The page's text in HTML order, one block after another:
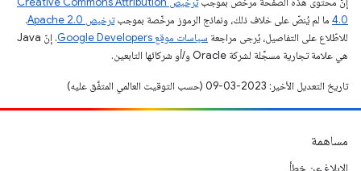
4.0‏ ما لم يُنصّ على خلاف ذلك، ونماذج الرموز مرخّصة بموجبترخيص Apache 2.0‏
.
للاطّلاع على التفاصيل، يُرجى مراجعة سياسات موقع Google Developers‏
. إنّ Java
هي علامة تجارية مسجَّلة لشركة Oracle و/أو شركائها التابعين.
تاريخ التعديل الأخير: 2023-03-09 (حسب التوقيت العالمي المتفَّق عليه)
مساهمة
الإبلاغ عن خطأ